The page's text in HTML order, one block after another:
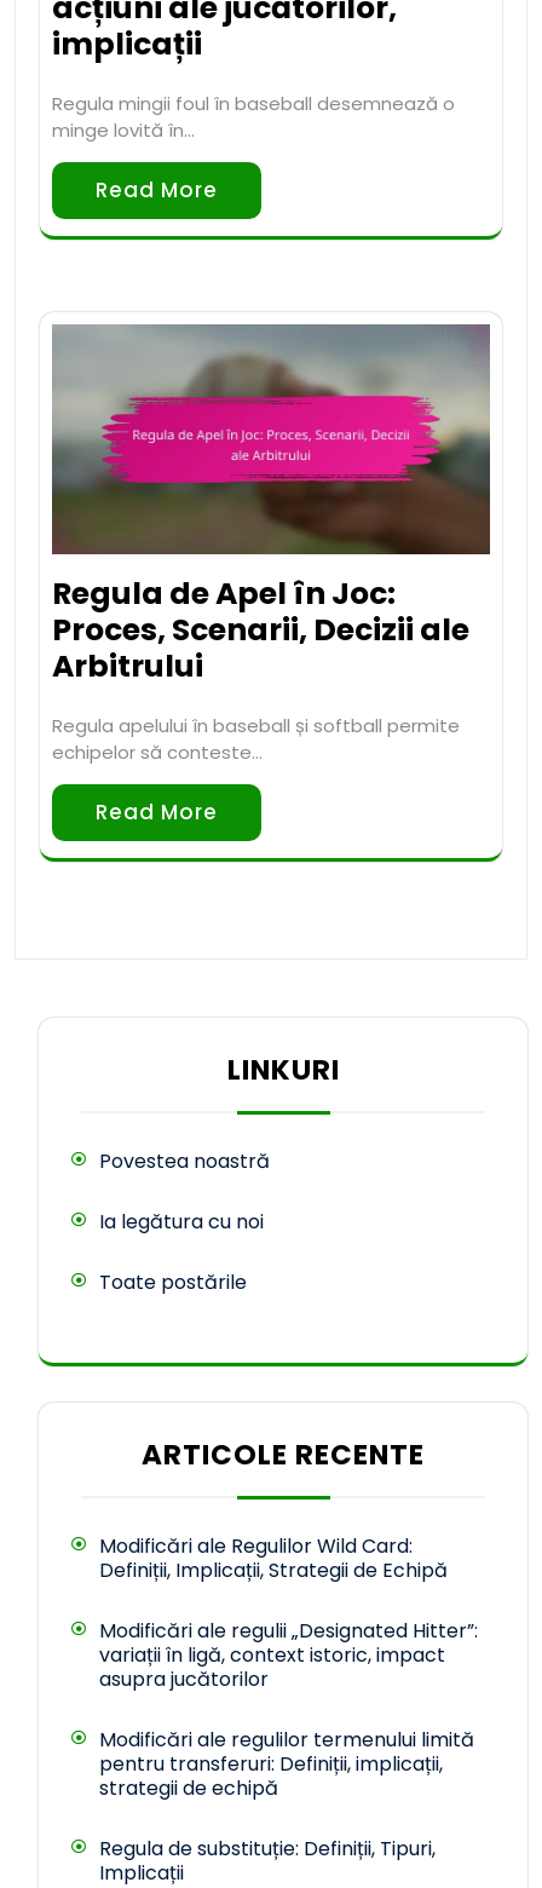
implicații
Regula mingii foul în baseball desemnează o
minge lovită în…
Read More
Regula de Apel în Joc:
Proces, Scenarii, Decizii ale
Arbitrului
Regula apelului în baseball și softball permite
echipelor să conteste…
Read More
LINKURI
Povestea noastră
Ia legătura cu noi
Toate postările
ARTICOLE RECENTE
Modificări ale Regulilor Wild Card:
Definiții, Implicații, Strategii de Echipă
Modificări ale regulii „Designated Hitter”:
variații în ligă, context istoric, impact
asupra jucătorilor
Modificări ale regulilor termenului limită
pentru transferuri: Definiții, implicații,
strategii de echipă
Regula de substituție: Definiții, Tipuri,
Implicații